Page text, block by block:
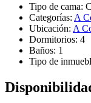
Tipo de cama:
Categorías: A
Ubicación: A
Dormitorios: 4
Baños: 1
Tipo de